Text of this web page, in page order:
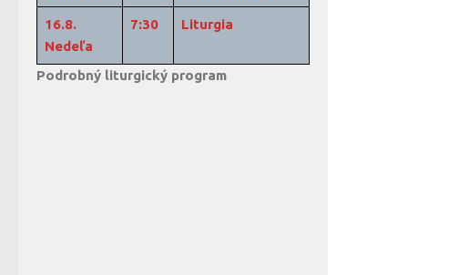
16.8.
Nedeľa
7:30 Liturgia
Podrobný liturgický program